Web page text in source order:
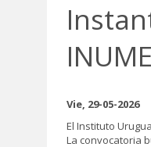
Vie, 29-05-2026
El Instituto
La convocatoria